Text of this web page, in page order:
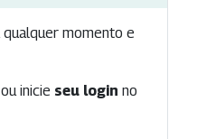
momento e
ou inicie seu login no